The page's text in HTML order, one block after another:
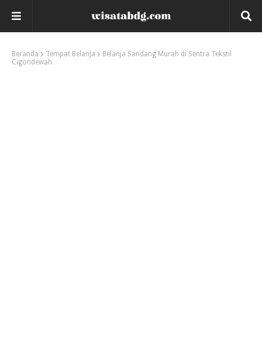
Beranda Tempat Belanja
Belanja Sandang Murah di Sentra Tekstil
Cigondewah